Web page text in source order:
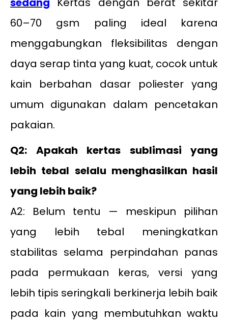
60–70 gsm paling ideal karena
menggabungkan fleksibilitas dengan
daya serap tinta yang kuat, cocok untuk
kain berbahan dasar poliester yang
umum digunakan dalam pencetakan
pakaian.
Q2: Apakah kertas sublimasi yang
lebih tebal selalu menghasilkan hasil
yang lebih baik?
A2: Belum tentu — meskipun pilihan
yang lebih tebal meningkatkan
stabilitas selama perpindahan panas
pada permukaan keras, versi yang
lebih tipis seringkali berkinerja lebih baik
pada kain yang membutuhkan waktu